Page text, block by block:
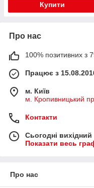
Купити
Про нас
100% позитивних з
Працює з
м. Київ
м. Кропивницький
Контакти
Сьогодні вихідний
Показати весь
Про нас